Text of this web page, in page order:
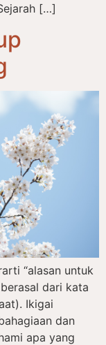
[…]
“alasan untuk
dari kata
Ikigai
dan
apa yang